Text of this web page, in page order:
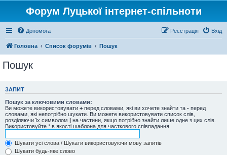
Форум Луцької інтернет-спільноти
Допомога Вхід
Реєстрація
Головна Список форумів Пошук
Пошук
ЗАПИТ
Пошук за ключовими словами:
Ви можете використовувати + перед словами, які ви хочете знайти та - перед
словами, які непотрібно шукати. Ви можете використовувати список слів,
розділяючи їх символом | на частини, якщо потрібно знайти лише одне з цих слів.
Використовуйте * в якості шаблона для часткового співпадання.
Шукати усі слова / Шукати використовуючи мову запитів
Шукати будь-яке слово